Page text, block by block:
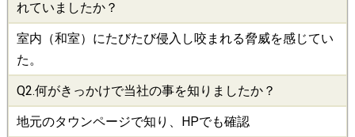
れていましたか？
室内（和室）にたびたび侵入し咬まれる脅威を感じてい
た。
Q2.何がきっかけで当社の事を知りましたか？
地元のタウンページで知り、HPでも確認